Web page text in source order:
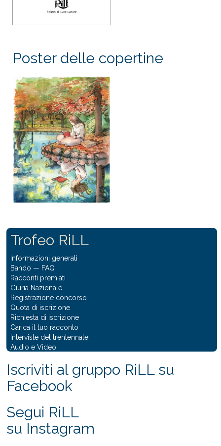
Poster delle copertine
Trofeo RiLL
Informazioni generali
Bando — FAQ
Racconti premiati
Giuria Nazionale
Registrazione concorso
Quota di iscrizione
Richiesta di iscrizione
Carica il tuo racconto
Interviste del trentennale
Audio e Video
Iscriviti al gruppo RiLL su
Facebook
Segui RiLL
su Instagram